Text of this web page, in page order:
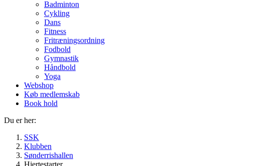
Badminton
Cykling
Dans
Fitness
Fritræningsordning
Fodbold
Gymnastik
Håndbold
Yoga
Webshop
Køb medlemskab
Book hold
Du er her:
SSK
Klubben
Sønderrishallen
Hjertestarter